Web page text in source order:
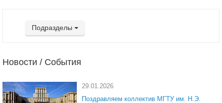
Подразделы
Новости / События
29.01.2026
Поздравляем коллектив МГТУ им. Н.Э.